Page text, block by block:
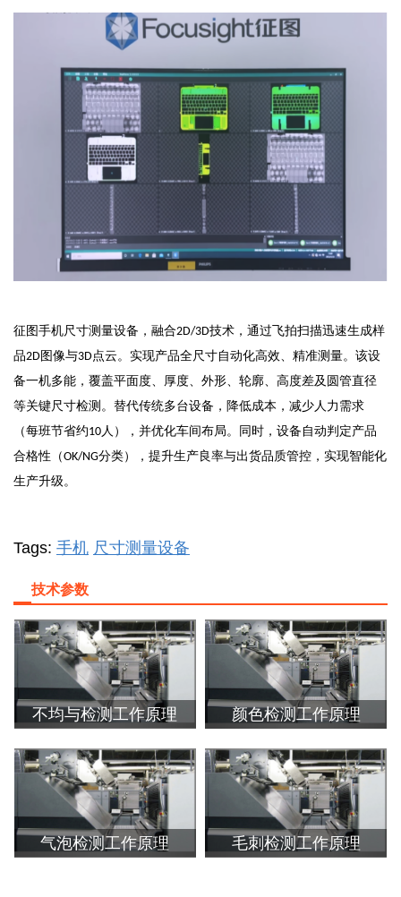
征图手机尺寸测量设备， 融合2D/3D技术 ， 通过飞拍扫描迅速生成样
品2D图像与3D点云。 实现产品全尺寸自动化高效、精准测量。 该设
备一机多能 ， 覆盖平面度、厚度、外形、轮廓、高度差及圆管直径
等关键尺寸检测 。 替代传统多台设备，降低成本，减少人力需求
（每班节省约10人） ， 并优化车间布局。同时，设备自动判定产品
合格性（OK/NG分类） ， 提升生产良率与出货品质管控，实现智能化
生产升级。
Tags: 手机 尺寸测量设备
技术参数
不均与检测工作原理 颜色检测工作原理
气泡检测工作原理 毛刺检测工作原理